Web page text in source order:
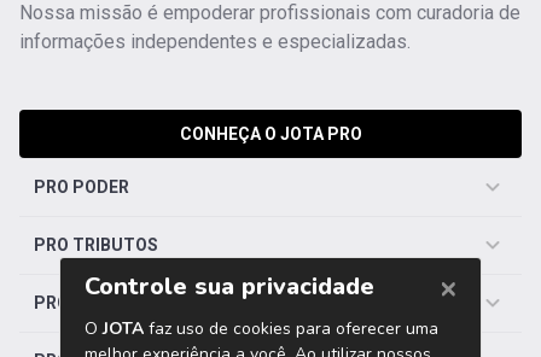
Nossa missão é empoderar profissionais com curadoria de
informações independentes e especializadas.
CONHEÇA O JOTA PRO
PRO PODER
PRO TRIBUTOS
PRO TRABALHISTA